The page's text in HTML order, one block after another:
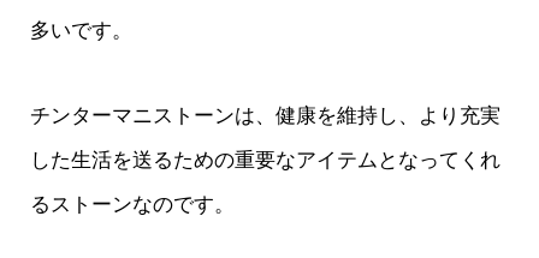
多いです。
チンターマニストーンは、健康を維持し、より充実
した生活を送るための重要なアイテムとなってくれ
るストーンなのです。